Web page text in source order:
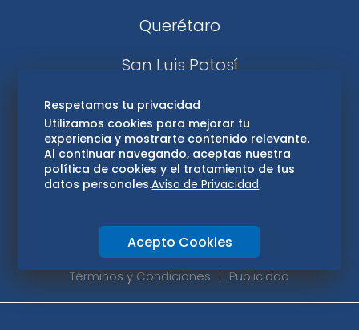
Querétaro
San Luis Potosí
Edomex
Consultas
Hidalgo
Oaxaca
Aviso de privacidad
Directorio
Términos y Condiciones
Publicidad
Respetamos tu privacidad
Utilizamos cookies para mejorar tu
experiencia y mostrarte contenido relevante.
Al continuar navegando, aceptas nuestra
política de cookies y el tratamiento de tus
datos personales.Aviso de Privacidad.
Acepto Cookies